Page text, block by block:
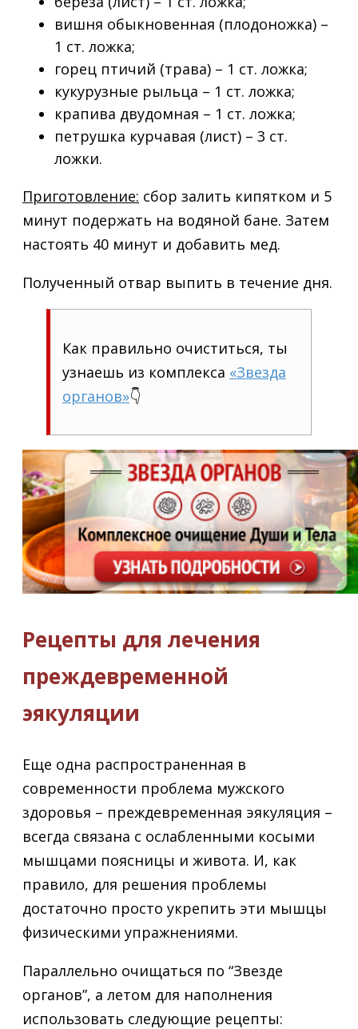
вишня обыкновенная (плодоножка) –
1 ст. ложка;
горец птичий (трава) – 1 ст. ложка;
кукурузные рыльца – 1 ст. ложка;
крапива двудомная – 1 ст. ложка;
петрушка курчавая (лист) – 3 ст.
ложки.
Приготовление: сбор залить кипятком и 5
минут подержать на водяной бане. Затем
настоять 40 минут и добавить мед.
Полученный отвар выпить в течение дня.
Как правильно очиститься, ты
узнаешь из комплекса «Звезда
органов»👇
Рецепты для лечения
преждевременной
эякуляции
Еще одна распространенная в
современности проблема мужского
здоровья – преждевременная эякуляция –
всегда связана с ослабленными косыми
мышцами поясницы и живота. И, как
правило, для решения проблемы
достаточно просто укрепить эти мышцы
физическими упражнениями.
Параллельно очищаться по “Звезде
органов”, а летом для наполнения
использовать следующие рецепты: